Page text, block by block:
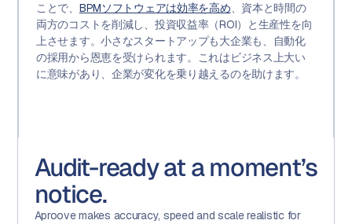
ことで、 BPMソフトウェアは効率を高め、資本と時間の
両方のコストを削減し、投資収益率（ROI）と生産性を向
上させます。小さなスタートアップも大企業も、自動化
の採用から恩恵を受けられます。これはビジネス上大い
に意味があり、企業が変化を乗り越えるのを助けます。
Audit-ready at a moment’s
notice.
Aproove makes accuracy, speed and scale realistic for